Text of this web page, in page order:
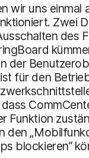
wir uns einmal
Zwei
des
der
für den
Funktion
den
blockieren“